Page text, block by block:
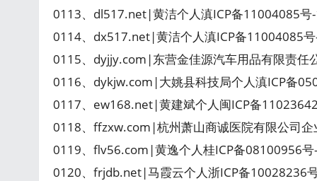
0113、dl517.net|黄洁个人滇ICP备11004085号
0114、dx517.net|黄洁个人滇ICP备11004085
0115、dyjjy.com|东营金佳源汽车用品有限责任
0116、dykjw.com|大姚县科技局个人滇ICP备
0117、ew168.net|黄建斌个人闽ICP备
0118、ffzxw.com|杭州萧山商诚医院有限公司
0119、flv56.com|黄逸个人桂ICP备08100956
0120、frjdb.net|马霞云个人浙ICP备10028236